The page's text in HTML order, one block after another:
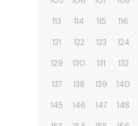
113 114 115 116
121 122 123 124
129 130 131 132
137 138 139 140
145 146 147 148